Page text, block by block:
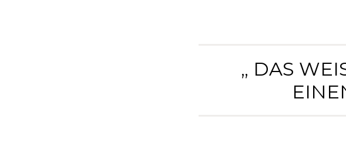
„ DAS